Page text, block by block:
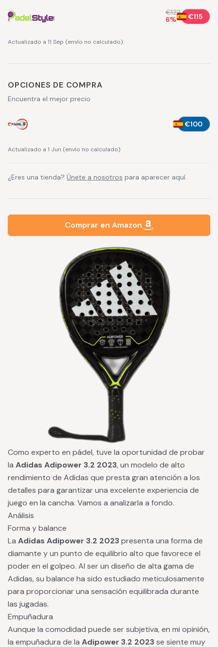
€122
6% €115
Actualizado a 11 Sep (envío no calculado)
OPCIONES DE COMPRA
Encuentra el mejor precio
€100
Actualizado a 1 Jun (envío no calculado)
¿Eres una tienda? Únete a nosotros para aparecer aquí.
Comprar en Amazon
Como experto en pádel, tuve la oportunidad de probar
la Adidas Adipower 3.2 2023, un modelo de alto
rendimiento de Adidas que presta gran atención a los
detalles para garantizar una excelente experiencia de
juego en la cancha. Vamos a analizarla a fondo.
Análisis
Forma y balance
La Adidas Adipower 3.2 2023presenta una forma de
diamante y un punto de equilibrio alto que favorece el
poder en el golpeo. Al ser un diseño de alta gama de
Adidas, su balance ha sido estudiado meticulosamente
para proporcionar una sensación equilibrada durante
las jugadas.
Empuñadura
Aunque la comodidad puede ser subjetiva, en mi opinión,
la empuñadura de la Adipower 3.2 2023se siente muy